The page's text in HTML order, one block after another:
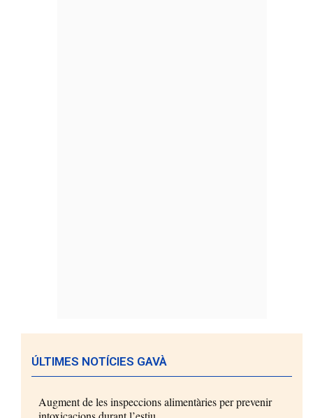
ÚLTIMES NOTÍCIES GAVÀ
Augment de les inspeccions alimentàries per prevenir